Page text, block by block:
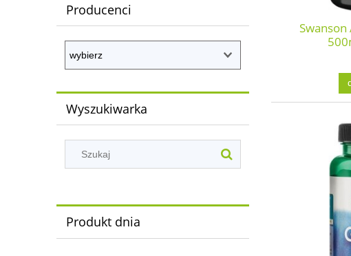
Producenci
Wyszukiwarka
Produkt dnia
Swanson